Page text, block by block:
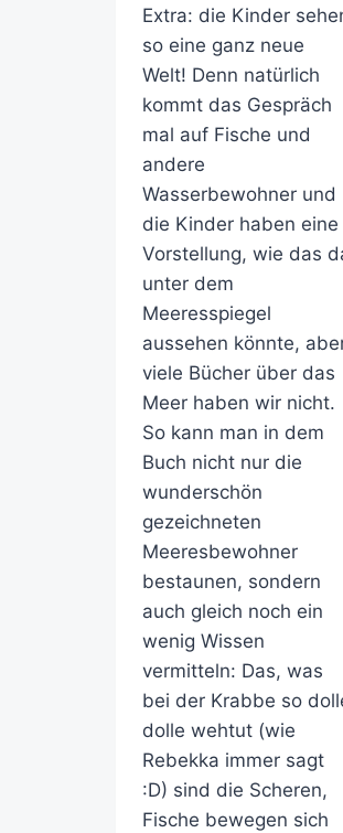
Extra: die Kinder
so eine ganz neue
Welt! Denn natürlich
kommt das Gespräch
mal auf Fische und
andere
Wasserbewohner und
die Kinder haben eine
Vorstellung, wie das
unter dem
Meeresspiegel
aussehen könnte,
viele Bücher über das
Meer haben wir nicht.
So kann man in dem
Buch nicht nur die
wunderschön
gezeichneten
Meeresbewohner
bestaunen, sondern
auch gleich noch ein
wenig Wissen
vermitteln: Das, was
bei der Krabbe so
dolle wehtut (wie
Rebekka immer sagt
:D) sind die Scheren,
Fische bewegen sich